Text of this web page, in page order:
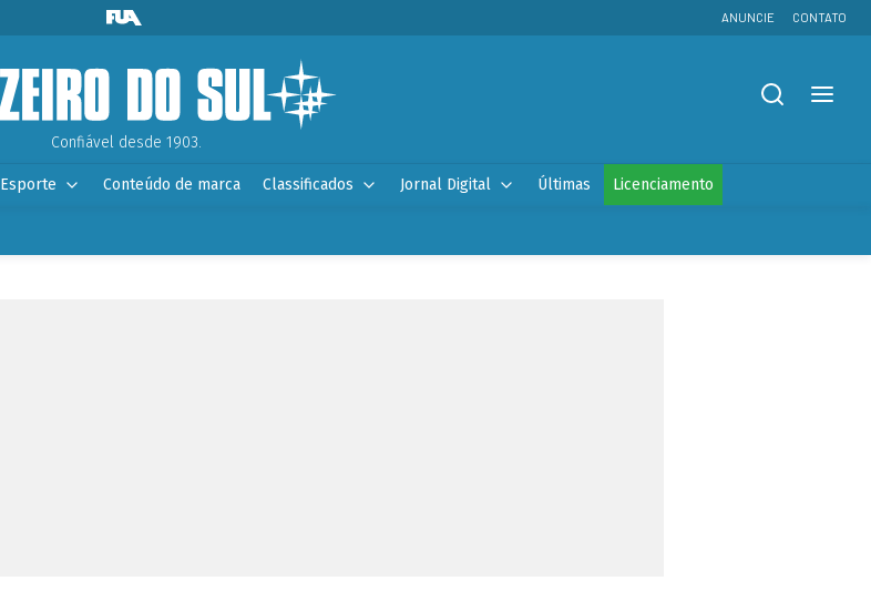
ANUNCIE CONTATO
Confiável desde 1903.
Esporte Conteúdo de marca Classificados Jornal Digital Últimas Licenciamento